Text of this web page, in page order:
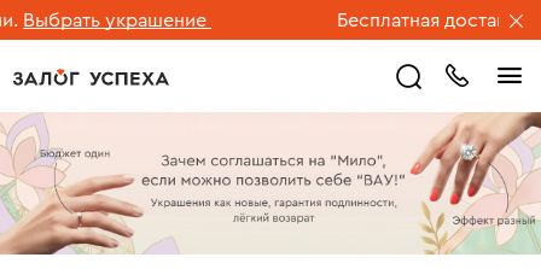
украшение Бесплатная доставка